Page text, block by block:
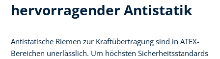
hervorragender Antistatik
Antistatische Riemen zur Kraftübertragung sind in ATEX-
Bereichen unerlässlich. Um höchsten Sicherheitsstandards